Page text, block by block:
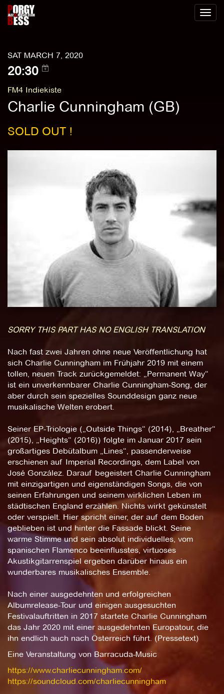
Toggle
SAT MARCH 7, 2020
20:30
FM4 Indiekiste
Charlie Cunningham (GB)
SOLD OUT !
SORRY THIS PART HAS NO ENGLISH TRANSLATION
Nach fast zwei Jahren ohne neue Veröffentlichung hat
sich Charlie Cunningham im Frühjahr 2019 mit einem
tollen, neuen Track zurückgemeldet: „Permanent Way“
ist ein unverkennbarer Charlie Cunningham-Song, der
aber durch sein spezielles Sounddesign ganz neue
musikalische Welten erobert.
Seiner EP-Triologie („Outside Things“ (2014), „Breather“
(2015), „Heights“ (2016)) folgte im Januar 2017 sein
großartiges Debütalbum „Lines“, passenderweise
erschienen auf Imperial Recordings, dem Label von
José González. Darauf begeistert Charlie Cunningham
mit einzigartigen und eigenständigen Songs, die von
seinen Erfahrungen und seinem wirklichen Leben im
städtischen England erzählen. Nichts wirkt gekünstelt
oder verspielt. Hier spricht einer, der auf dem Boden
geblieben ist und hinter die Fassade blickt. Seine
warme Stimme und sein absolut individuelles, vom
spanischen Flamenco beeinflusstes, virtuoses
Akustikgitarrenspiel ergeben darüber hinaus ein
wunderbares musikalisches Ensemble.
Nach einer ausgedehnten und erfolgreichen
Albumrelease-Tour und einigen ausgesuchten
Festivalauftritten in 2017 startete Charlie Cunningham
das Jahr 2020 mit einer ausgedehnten Europatour, die
ihn endlich auch nach Österreich führt. (Pressetext)
Eine Veranstaltung von Barracuda-Music
https://www.charliecunningham.com/
https://soundcloud.com/charliecunningham